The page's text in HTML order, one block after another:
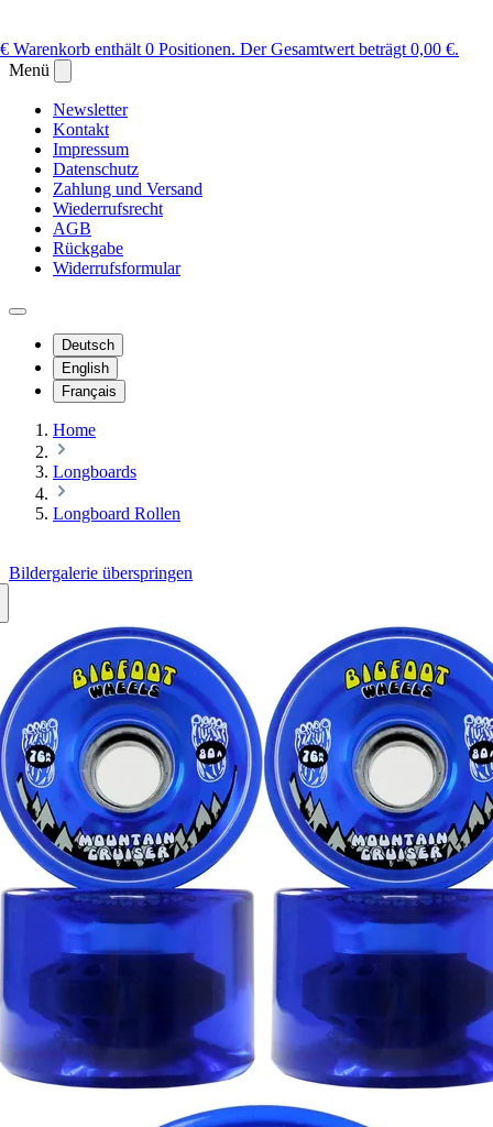
Warenkorb enthält 0 Positionen. Der Gesamtwert beträgt 0,00 €.
Menü
Newsletter
Kontakt
Impressum
Datenschutz
Zahlung und Versand
Wiederrufsrecht
AGB
Rückgabe
Widerrufsformular
Deutsch
English
Français
Home
Longboards
Longboard Rollen
Bildergalerie überspringen